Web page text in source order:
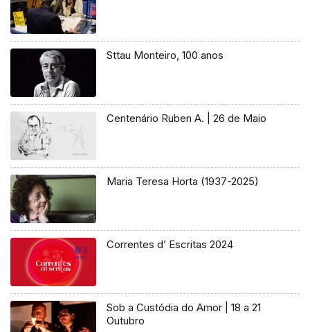
Sttau Monteiro, 100 anos
Centenário Ruben A. | 26 de Maio
Maria Teresa Horta (1937-2025)
Correntes d’ Escritas 2024
Sob a Custódia do Amor | 18 a 21
Outubro